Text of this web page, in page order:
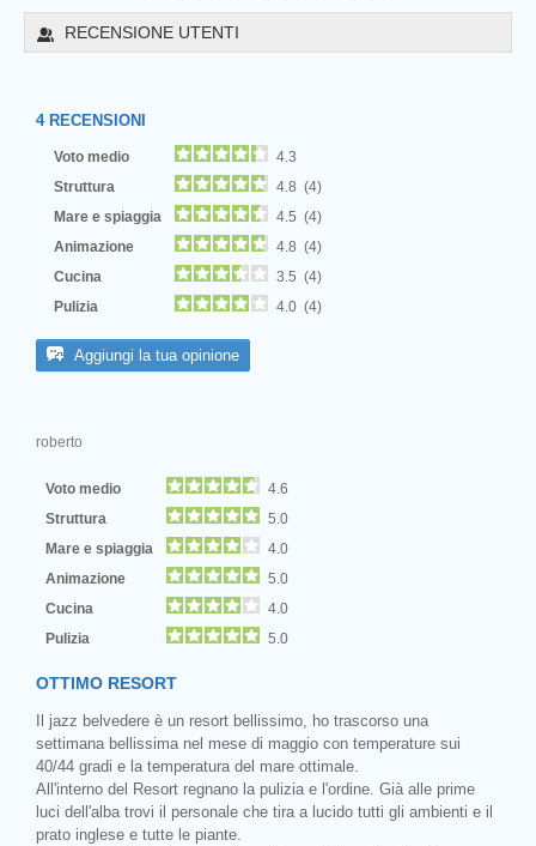
RECENSIONE UTENTI
4RECENSIONI
Voto medio
4.3
Struttura
4.8 (4)
Mare e spiaggia
4.5 (4)
Animazione
4.8 (4)
Cucina
3.5 (4)
Pulizia
4.0 (4)
Aggiungi la tua opinione
roberto
Voto medio
4.6
Struttura
5.0
Mare e spiaggia
4.0
Animazione
5.0
Cucina
4.0
Pulizia
5.0
OTTIMO RESORT
Il jazz belvedere è un resort bellissimo, ho trascorso una
settimana bellissima nel mese di maggio con temperature sui
40/44 gradi e la temperatura del mare ottimale.
All'interno del Resort regnano la pulizia e l'ordine. Già alle prime
luci dell'alba trovi il personale che tira a lucido tutti gli ambienti e il
prato inglese e tutte le piante.